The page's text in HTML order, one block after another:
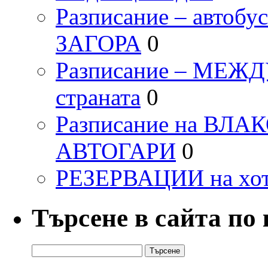
Разписание –
ЗАГОРА 0
Разписание –
страната 0
Разписание на
АВТОГАРИ 0
РЕЗЕРВАЦИИ на
Търсене в сайта
за: